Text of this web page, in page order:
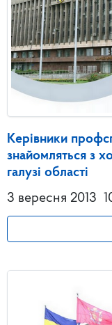
Керівники
знайомляться з
галузі області
3 вересня 2013